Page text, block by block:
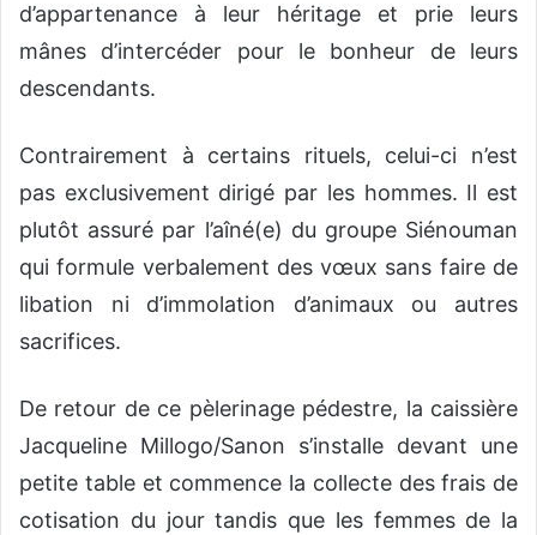
d’appartenance à leur héritage et prie leurs
mânes d’intercéder pour le bonheur de leurs
descendants.
Contrairement à certains rituels, celui-ci n’est
pas exclusivement dirigé par les hommes. Il est
plutôt assuré par l’aîné(e) du groupe Siénouman
qui formule verbalement des vœux sans faire de
libation ni d’immolation d’animaux ou autres
sacrifices.
De retour de ce pèlerinage pédestre, la caissière
Jacqueline Millogo/Sanon s’installe devant une
petite table et commence la collecte des frais de
cotisation du jour tandis que les femmes de la